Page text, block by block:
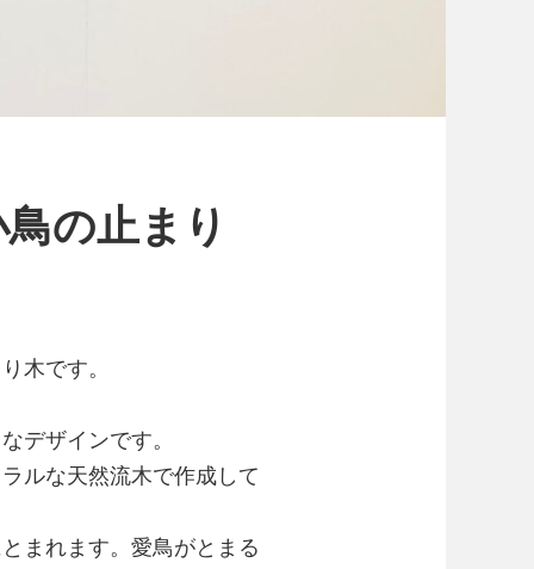
の止まり
木です。
デザインです。
ルな天然流木で作成して
まれます。愛鳥がとまる